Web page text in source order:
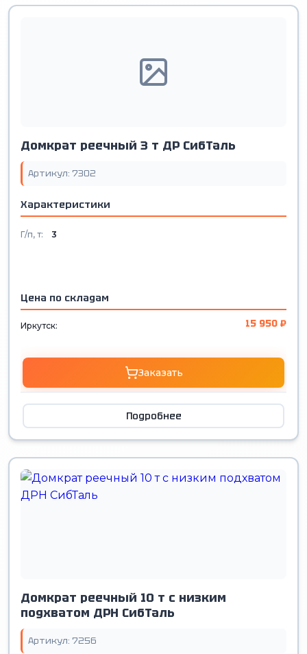
Домкрат реечный 3 т ДР СибТаль
Артикул: 7302
Характеристики
Г/п, т: 3
Цена по складам
Иркутск: 15 950 ₽
Заказать
Подробнее
Домкрат реечный 10 т с низким
подхватом ДРН СибТаль
Артикул: 7256